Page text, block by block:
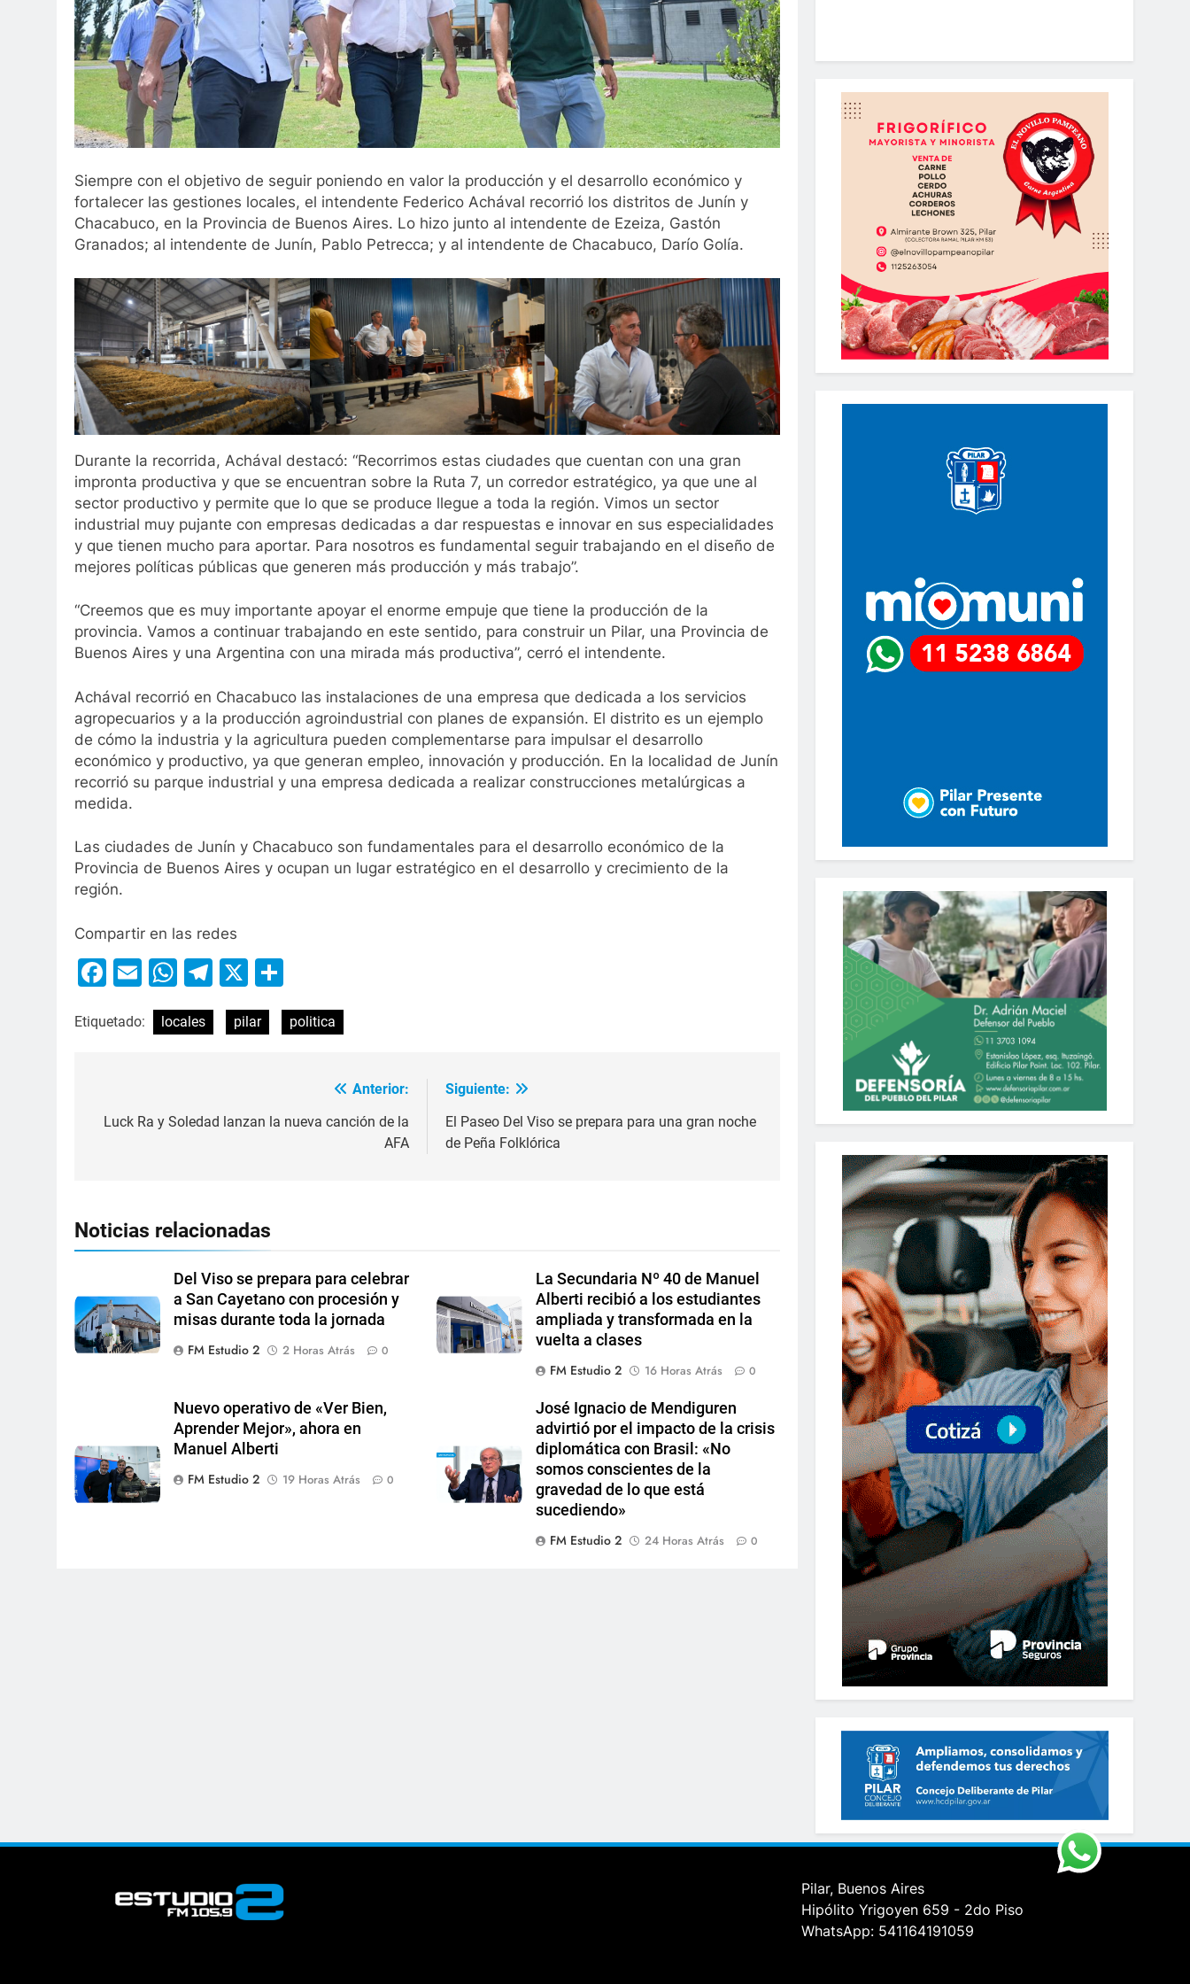
Siempre con el objetivo de seguir poniendo en valor la producción y el desarrollo económico y
fortalecer las gestiones locales, el intendente Federico Achával recorrió los distritos de Junín y
Chacabuco, en la Provincia de Buenos Aires. Lo hizo junto al intendente de Ezeiza, Gastón
Granados; al intendente de Junín, Pablo Petrecca; y al intendente de Chacabuco, Darío Golía.
Durante la recorrida, Achával destacó: “Recorrimos estas ciudades que cuentan con una gran
impronta productiva y que se encuentran sobre la Ruta 7, un corredor estratégico, ya que une al
sector productivo y permite que lo que se produce llegue a toda la región. Vimos un sector
industrial muy pujante con empresas dedicadas a dar respuestas e innovar en sus especialidades
y que tienen mucho para aportar. Para nosotros es fundamental seguir trabajando en el diseño de
mejores políticas públicas que generen más producción y más trabajo”.
“Creemos que es muy importante apoyar el enorme empuje que tiene la producción de la
provincia. Vamos a continuar trabajando en este sentido, para construir un Pilar, una Provincia de
Buenos Aires y una Argentina con una mirada más productiva”, cerró el intendente.
Achával recorrió en Chacabuco las instalaciones de una empresa que dedicada a los servicios
agropecuarios y a la producción agroindustrial con planes de expansión. El distrito es un ejemplo
de cómo la industria y la agricultura pueden complementarse para impulsar el desarrollo
económico y productivo, ya que generan empleo, innovación y producción. En la localidad de Junín
recorrió su parque industrial y una empresa dedicada a realizar construcciones metalúrgicas a
medida.
Las ciudades de Junín y Chacabuco son fundamentales para el desarrollo económico de la
Provincia de Buenos Aires y ocupan un lugar estratégico en el desarrollo y crecimiento de la
región.
Compartir en las redes
Facebook
EmailWhatsApp
Telegram
X
Etiquetado: locales pilar politica
Anterior:
Luck Ra y Soledad lanzan la nueva canción de la
AFA
Siguiente:
El Paseo Del Viso se prepara para una gran noche
de Peña Folklórica
Noticias relacionadas
Del Viso se prepara para celebrar
a San Cayetano con procesión y
misas durante toda la jornada
FM Estudio 2
2 Horas Atrás 0
La Secundaria Nº 40 de Manuel
Alberti recibió a los estudiantes
ampliada y transformada en la
vuelta a clases
FM Estudio 2
16 Horas Atrás 0
Nuevo operativo de «Ver Bien,
Aprender Mejor», ahora en
Manuel Alberti
FM Estudio 2
19 Horas Atrás 0
José Ignacio de Mendiguren
advirtió por el impacto de la crisis
diplomática con Brasil: «No
somos conscientes de la
gravedad de lo que está
sucediendo»
FM Estudio 2
24 Horas Atrás 0
Pilar, Buenos Aires
Hipólito Yrigoyen 659 - 2do Piso
WhatsApp: 541164191059